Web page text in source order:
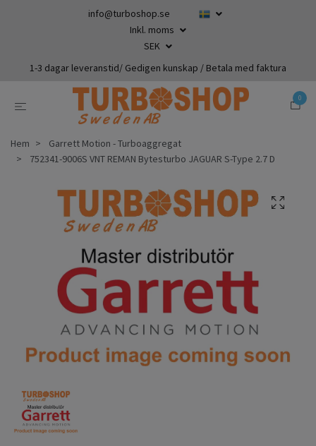
info@turboshop.se
Inkl. moms
SEK
1-3 dagar leveranstid/ Gedigen kunskap / Betala med faktura
0
Hem
Garrett Motion - Turboaggregat
752341-9006S VNT REMAN Bytesturbo JAGUAR S-Type 2.7 D